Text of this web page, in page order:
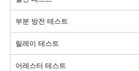
부분 방전 테스트
릴레이 테스트
어레스터 테스트